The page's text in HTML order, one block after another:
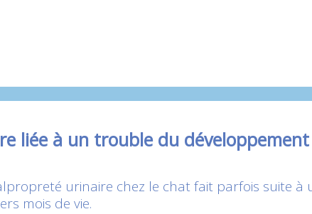
liée à un trouble du développement
urinaire chez le chat fait parfois suite à
mois de vie.